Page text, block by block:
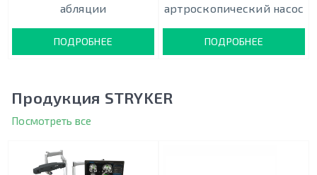
абляции
ПОДРОБНЕЕ
артроскопический насос
ПОДРОБНЕЕ
Продукция STRYKER
Посмотреть все